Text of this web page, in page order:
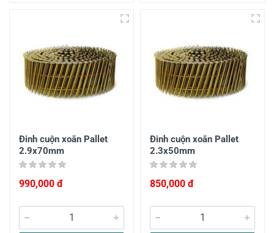
Đinh cuộn xoắn Pallet
2.9x70mm
990,000 đ
Đinh cuộn xoắn Pallet
2.3x50mm
850,000 đ